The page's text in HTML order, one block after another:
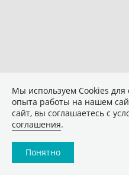
Мы используем Сookies
опыта работы на нашем
сайт, вы соглашаетесь с
соглашения.
Понятно